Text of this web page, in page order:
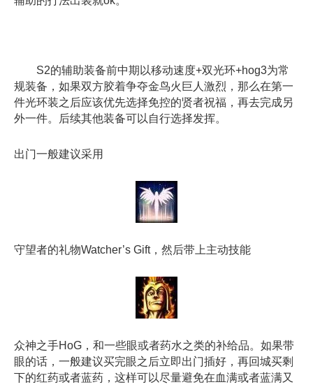
S2的辅助装备前中期以移动速度+双光环+hog3为常
规装备，如果双方胶着争夺金鸟火巨人激烈，那么在第一
件光环装之后应该优先选择免控的贤者祝福，再去完成另
外一件。后续其他装备可以自行选择发挥。
出门一般建议采用
守望者的礼物Watcher’s Gift，然后带上主动技能
众神之手HoG，和一些眼或者药水之类的补给品。如果带
眼的话，一般建议买完眼之后立即出门插好，再回城买剩
下的红药或者蓝药，这样可以尽量避免在血满或者蓝满又